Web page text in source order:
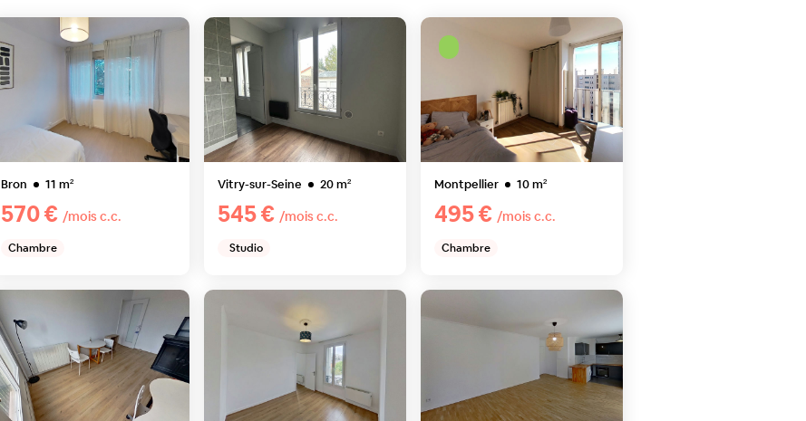
Bron 11 m²
570 € /mois c.c.
Chambre
Vitry-sur-Seine 20m²
545 € /mois c.c.
Studio
Montpellier 10m²
495 € /mois c.c.
Chambre